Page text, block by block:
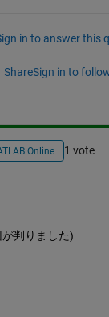
in to answer this
ShareSign in to
Online 1 vote
判りました)